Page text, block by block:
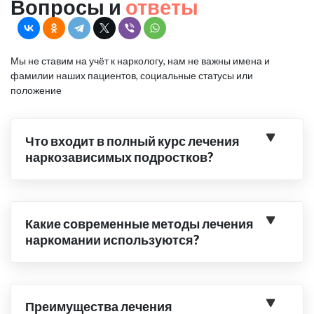
Вопросы и ответы
Мы не ставим на учёт к наркологу, нам не важны имена и
фамилии наших пациентов, социальные статусы или
положение
Что входит в полный курс лечения
наркозависимых подростков?
Какие современные методы лечения
наркомании используются?
Преимущества лечения